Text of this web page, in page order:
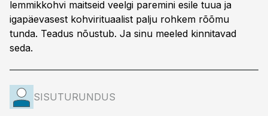
lemmikkohvi maitseid veelgi paremini esile tuua ja
igapäevasest kohvirituaalist palju rohkem rõõmu
tunda. Teadus nõustub. Ja sinu meeled kinnitavad
seda.
SISUTURUNDUS